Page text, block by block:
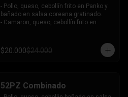
- Pollo, queso, cebollín frito en Panko y
bañado en salsa coreana gratinado.
- Camaron, queso, cebollín frito en
bañado en salsa tari.
- Salmón, queso, cebollín frito en Panko.
$20.000$24.000
52PZ Combinado